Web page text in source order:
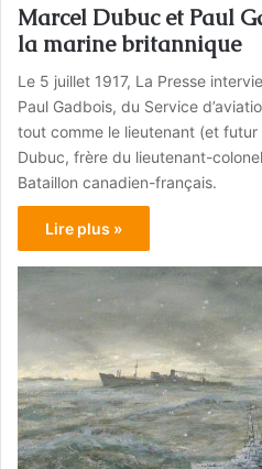
Marcel Dubuc et Paul
la marine britannique
Le 5 juillet 1917, La Presse
Paul Gadbois, du Service
tout comme le lieutenant (et
Dubuc, frère du lieutenant-
Bataillon canadien-français.
Lire plus »